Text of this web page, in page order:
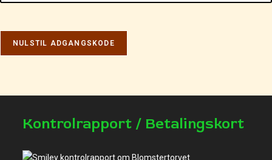
NULSTIL ADGANGSKODE
Kontrolrapport / Betalingskort